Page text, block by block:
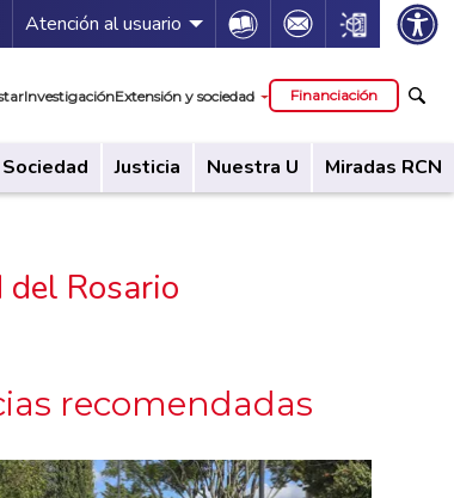
servicios
Atención al usuario Icon Icon Icon
InvestigaciónExtensión y sociedad Financiación
Sociedad Justicia Nuestra U Miradas RCN
Rosario
recomendadas